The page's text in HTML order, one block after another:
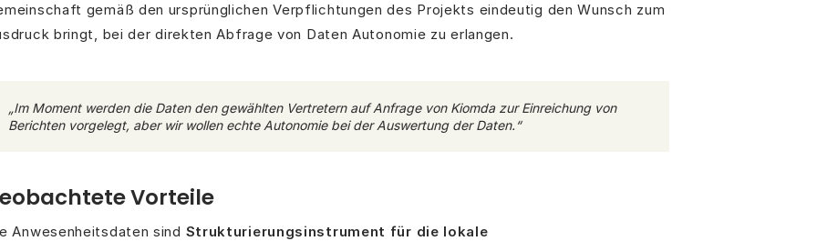
gemäß den ursprünglichen Verpflichtungen des Projekts eindeutig den Wunsch zum
bringt, bei der direkten Abfrage von Daten Autonomie zu erlangen.
„Im Moment werden die Daten den gewählten Vertretern auf Anfrage von Kiomda zur Einreichung von
Berichten vorgelegt, aber wir wollen echte Autonomie bei der Auswertung der Daten.“
Vorteile
Anwesenheitsdaten sind Strukturierungsinstrument für die lokale